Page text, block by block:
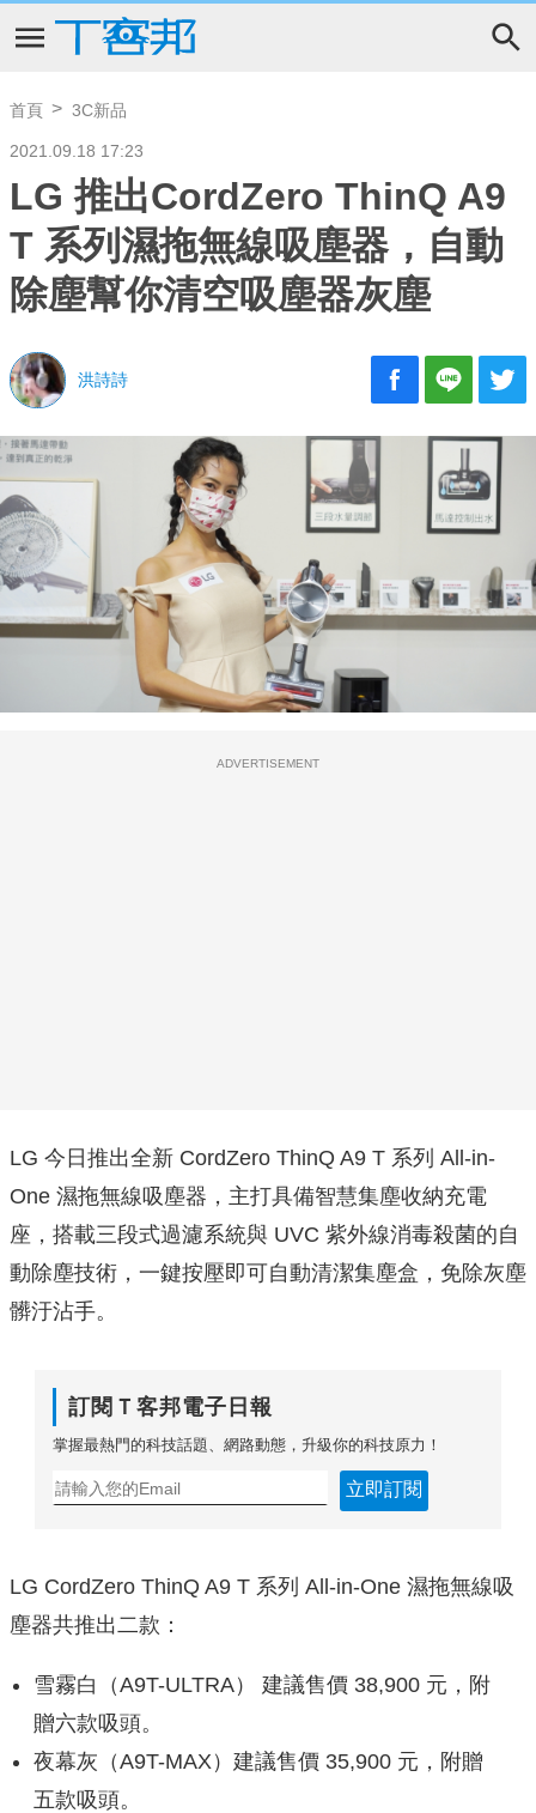
首頁 3C新品
2021.09.18 17:23
LG 推出CordZero ThinQ A9
T 系列濕拖無線吸塵器，自動
除塵幫你清空吸塵器灰塵
洪詩詩
ADVERTISEMENT
LG 今日推出全新 CordZero ThinQ A9 T 系列 All-in-
One 濕拖無線吸塵器，主打具備智慧集塵收納充電
座，搭載三段式過濾系統與 UVC 紫外線消毒殺菌的自
動除塵技術，一鍵按壓即可自動清潔集塵盒，免除灰塵
髒汙沾手。
訂閱Ｔ客邦電子日報
掌握最熱門的科技話題、網路動態，升級你的科技原力！
立即訂閱
LG CordZero ThinQ A9 T 系列 All-in-One 濕拖無線吸
塵器共推出二款：
雪霧白（A9T-ULTRA） 建議售價 38,900 元，附
贈六款吸頭。
夜幕灰（A9T-MAX）建議售價 35,900 元，附贈
五款吸頭。